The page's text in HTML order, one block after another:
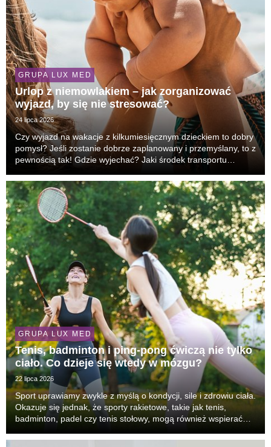
GRUPA LUX MED
Urlop z niemowlakiem – jak zorganizować
wyjazd, by się nie stresować?
24 lipca 2026
Czy wyjazd na wakacje z kilkumiesięcznym dzieckiem to dobry
pomysł? Jeśli zostanie dobrze zaplanowany i przemyślany, to z
pewnością tak! Gdzie wyjechać? Jaki środek transportu
pytania odpowiada lek. Aneta Górska-Ko...
GRUPA LUX MED
Tenis, badminton i ping-pong ćwiczą nie tylko
ciało. Co dzieje się wtedy w mózgu?
22 lipca 2026
Sport uprawiamy zwykle z myślą o kondycji, sile i zdrowiu ciała.
Okazuje się jednak, że sporty rakietowe, takie jak tenis,
badminton, padel czy tenis stołowy, mogą również wspierać
pamięć roboczą, refleks, zdolność p...